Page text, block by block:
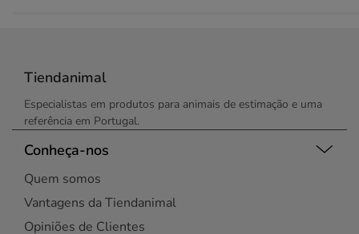
Tiendanimal
Especialistas em produtos para animais de estimação e uma
referência em Portugal.
Conheça-nos
Quem somos
Vantagens da Tiendanimal
Opiniões de Clientes